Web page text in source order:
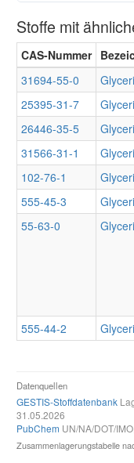
Stoffe mit
CAS-Nummer
31694-55-0
25395-31-7
26446-35-5
31566-31-1
102-76-1
555-45-3
55-63-0
555-44-2
Datenquellen
GESTIS-Stoffdatenbank
31.05.2026
PubChem UN/NA/DOT/
Zusammenlagerungstabelle